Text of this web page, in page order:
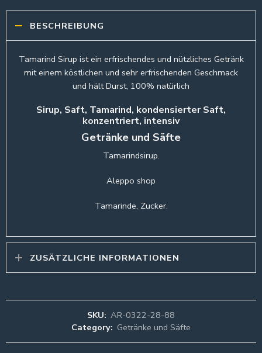
BESCHREIBUNG
Tamarind Sirup ist ein erfrischendes und nützliches Getränk
mit einem köstlichen und sehr erfrischenden Geschmack
und hält Durst, 100% natürlich
Sirup, Saft, Tamarind, kondensierter Saft,
konzentriert, intensiv
Getränke und Säfte
Tamarindsirup.
Aleppo shop
Tamarinde, Zucker.
ZUSÄTZLICHE INFORMATIONEN
SKU: AR-0322-28-88
Category: Getränke und Säfte